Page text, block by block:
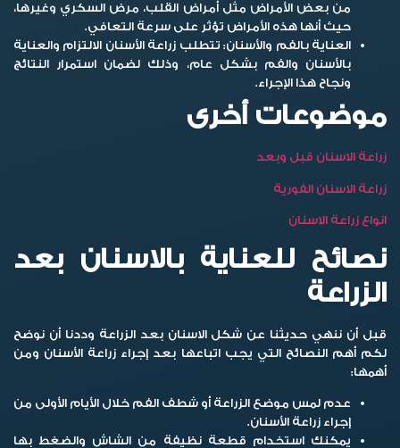
من بعض الأمراض مثل أمراض القلب، مرض السكري وغيرها،
حيث أنها هذه الأمراض تؤثر على سرعة التعافي.
العناية بالفم والأسنان: تتطلب زراعة الأسنان الالتزام والعناية
بالأسنان والفم بشكل عام، وذلك لضمان استمرار النتائج
ونجاح هذا الإجراء.
موضوعات أخرى
زراعة الاسنان قبل وبعد
زراعة الاسنان الفورية
انواع زراعة الاسنان
نصائح للعناية بالاسنان بعد
الزراعة
قبل أن ننهي حديثنا عن شكل الاسنان بعد الزراعة وددنا أن نوضح
لكم أهم النصائح التي يجب اتباعها بعد إجراء زراعة الأسنان ومن
أهمها:
عدم لمس موضع الزراعة أو شطف الفم خلال الأيام الأولى من
إجراء زراعة الأسنان.
يمكنك استخدام قطعة نظيفة من الشاش والضغط بها